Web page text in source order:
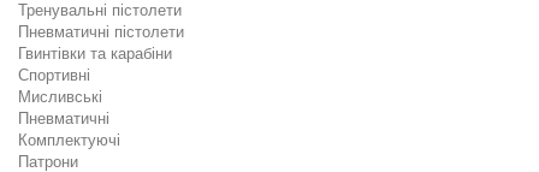
Тренувальні пістолети
Пневматичні пістолети
Гвинтівки та карабіни
Спортивні
Мисливські
Пневматичні
Комплектуючі
Патрони